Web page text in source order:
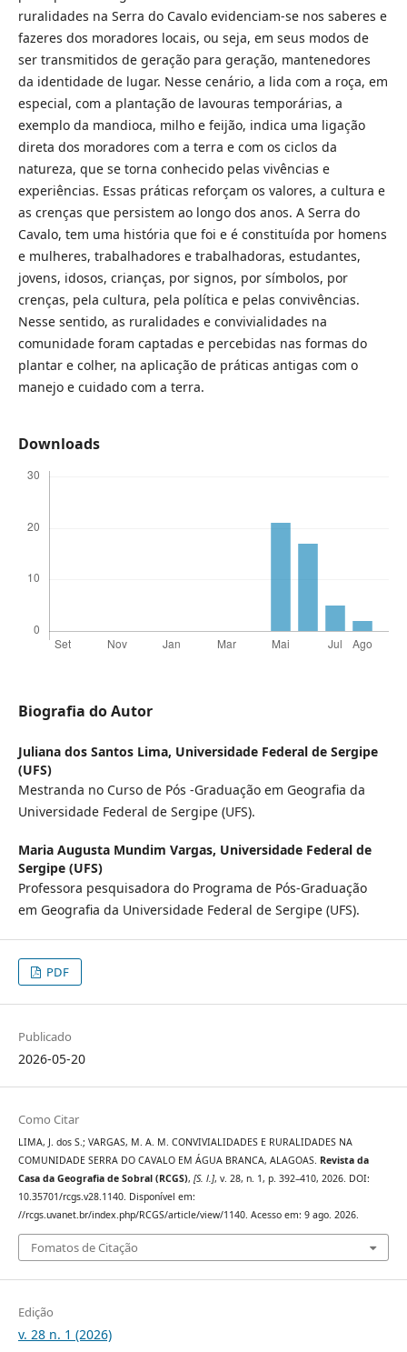
ruralidades na Serra do Cavalo evidenciam-se nos saberes e
fazeres dos moradores locais, ou seja, em seus modos de
ser transmitidos de geração para geração, mantenedores
da identidade de lugar. Nesse cenário, a lida com a roça, em
especial, com a plantação de lavouras temporárias, a
exemplo da mandioca, milho e feijão, indica uma ligação
direta dos moradores com a terra e com os ciclos da
natureza, que se torna conhecido pelas vivências e
experiências. Essas práticas reforçam os valores, a cultura e
as crenças que persistem ao longo dos anos. A Serra do
Cavalo, tem uma história que foi e é constituída por homens
e mulheres, trabalhadores e trabalhadoras, estudantes,
jovens, idosos, crianças, por signos, por símbolos, por
crenças, pela cultura, pela política e pelas convivências.
Nesse sentido, as ruralidades e convivialidades na
comunidade foram captadas e percebidas nas formas do
plantar e colher, na aplicação de práticas antigas com o
manejo e cuidado com a terra.
Downloads
Biografia do Autor
Juliana dos Santos Lima, Universidade Federal de Sergipe
(UFS)
Mestranda no Curso de Pós -Graduação em Geografia da
Universidade Federal de Sergipe (UFS).
Maria Augusta Mundim Vargas, Universidade Federal de
Sergipe (UFS)
Professora pesquisadora do Programa de Pós-Graduação
em Geografia da Universidade Federal de Sergipe (UFS).
PDF
Publicado
2026-05-20
Como Citar
LIMA, J. dos S.; VARGAS, M. A. M. CONVIVIALIDADES E RURALIDADES NA
COMUNIDADE SERRA DO CAVALO EM ÁGUA BRANCA, ALAGOAS. Revista da
Casa da Geografia de Sobral (RCGS), [S. l.], v. 28, n. 1, p. 392–410, 2026. DOI:
10.35701/rcgs.v28.1140. Disponível em:
//rcgs.uvanet.br/index.php/RCGS/article/view/1140. Acesso em: 9 ago. 2026.
Fomatos de Citação
Edição
v. 28 n. 1 (2026)